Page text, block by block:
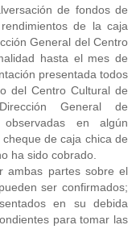
de fondos de
de la caja
General del Centro
hasta el mes de
presentada todos
del Centro Cultural de
General de
en algún
de caja chica de
ha sido cobrado.
ambas partes sobre el
ser confirmados;
en su debida
para tomar las